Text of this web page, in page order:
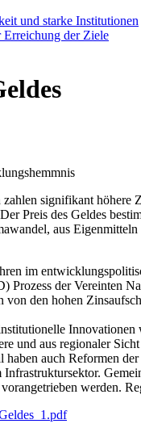
signifikant höhere
Preis des Geldes
aus
im
Prozess der Vereinten
von den hohen
Innovationen
und aus regionaler
haben auch Reformen
werden.